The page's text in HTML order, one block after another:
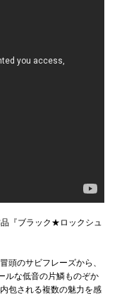
『ブラック★ロックシュ
頭のサビフレーズから、
ルな低音の片鱗ものぞか
包される複数の魅力を感